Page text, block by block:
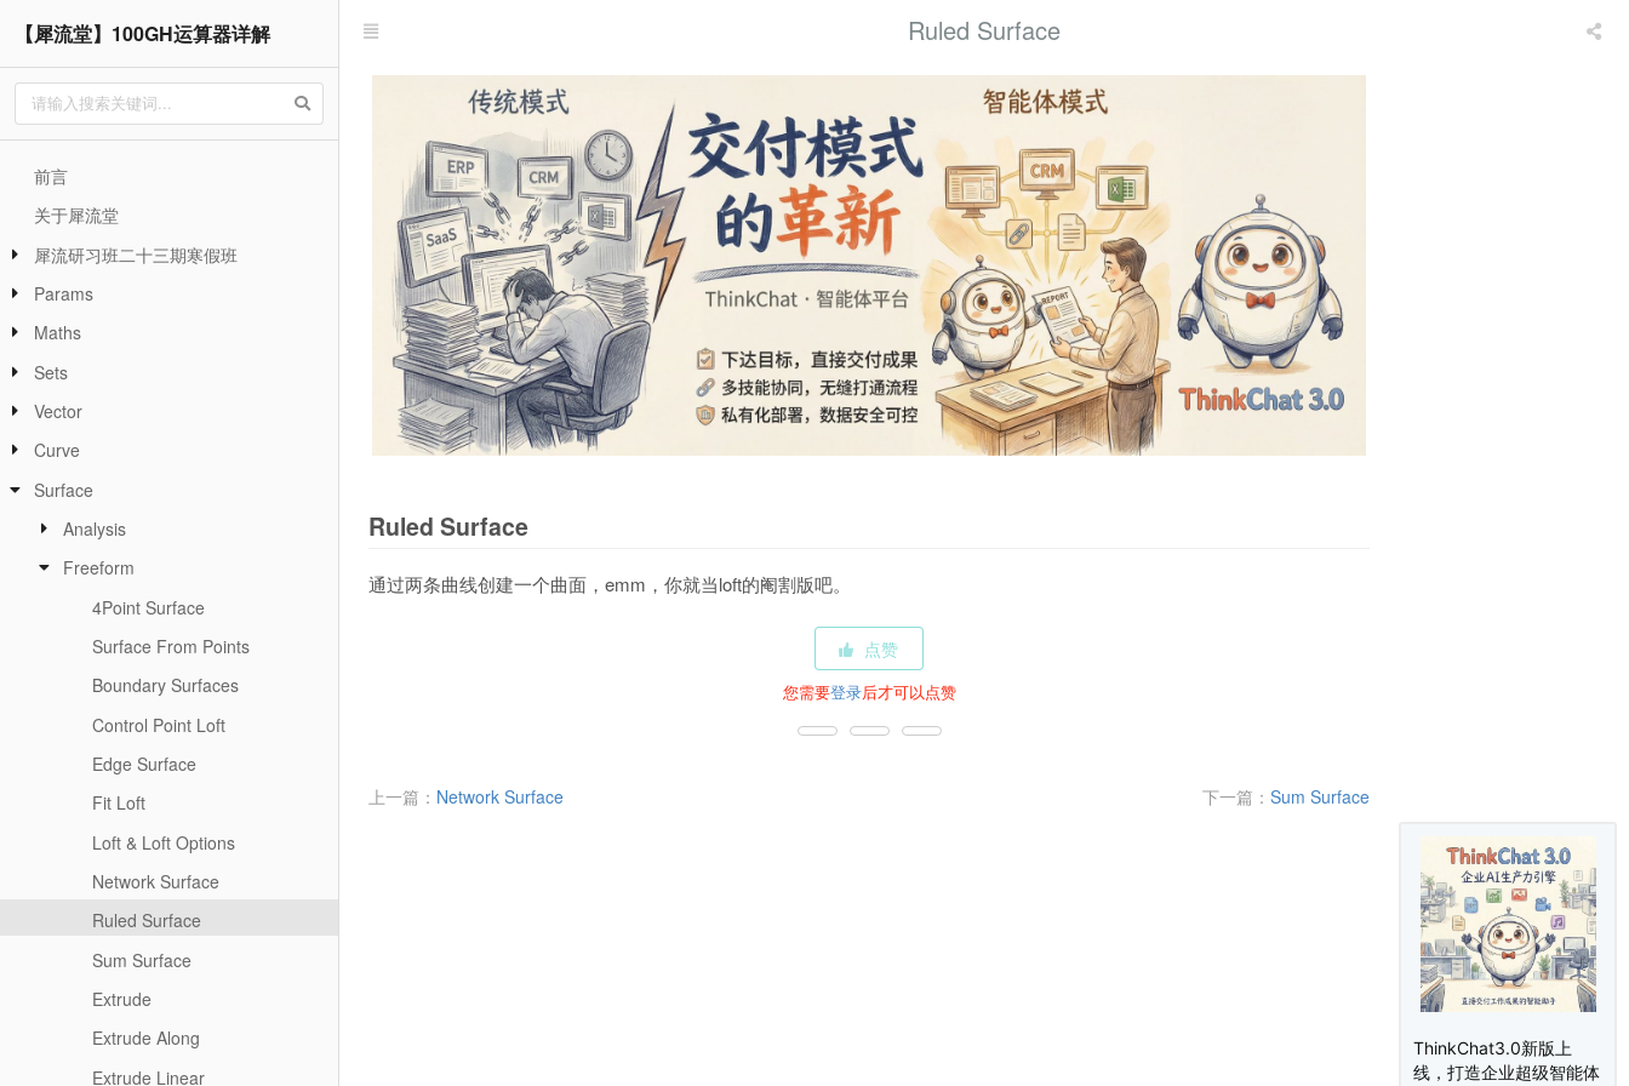
ThinkChat3.0新版上
线，打造企业超级智能体
【犀流堂】100GH运算器详解
前言
关于犀流堂
犀流研习班二十三期寒假班
Params
Maths
Sets
Vector
Curve
Surface
Analysis
Freeform
4Point Surface
Surface From Points
Boundary Surfaces
Control Point Loft
Edge Surface
Fit Loft
Loft & Loft Options
Network Surface
Ruled Surface
Sum Surface
Extrude
Extrude Along
Extrude Linear
Ruled Surface
Ruled Surface
通过两条曲线创建一个曲面，emm，你就当loft的阉割版吧。
点赞
您需要登录后才可以点赞
上一篇： Network Surface 下一篇： Sum Surface